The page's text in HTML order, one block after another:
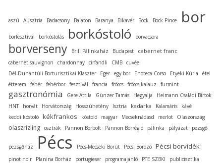
aszú Ausztria Badacsony Balaton Baranya Bikavér Bock Bock Pince bor
borfesztivál borkóstolás borkóstoló borvacsora
borverseny Brill Pálinkaház Budapest cabernet franc
cabernet sauvignon chardonnay cirfandli CMB cuvée
Dél-Dunántúli Borturisztikai Klaszter
Eger egy bor Enoteca Corso Etyeki Kúria
étel
étterem
fehér fehérbor fesztivál francia fröccs fröccs-kalauz furmint
gasztronómia Gere Attila Günzer Tamás Hegyalja
Heimann Családi Birtok
HNT
horvát Horvátország Hosszúhetény Isztria kadarka Kalamáris
kávé
keddi kóstoló kékfrankos kóstoló magyar Mecseknádasd merlot Olaszország
olaszrizling osztrák Pannon Borbolt Pannon Borrégió pálinka pályázat pezsgő
pezsgőház Pécs Pécs-Mecseki Borút Pécsi Borozó Pécsi borvidék
pinot noir Planina Borház portugieser programajánló PTE SZBKI
publicisztika